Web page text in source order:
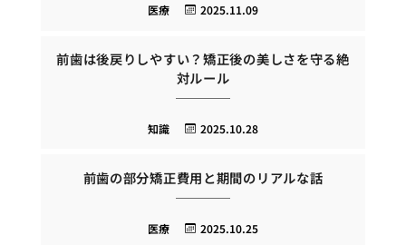
2025.11.09
医療
前歯は後戻りしやすい？矯正後の美しさを守る絶
対ルール
2025.10.28
知識
前歯の部分矯正費用と期間のリアルな話
2025.10.25
医療